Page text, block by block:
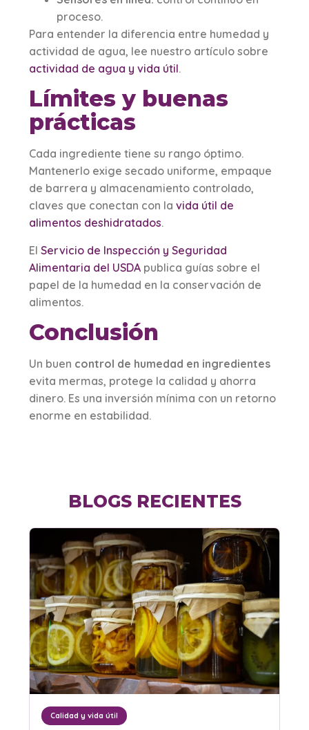
proceso.
Para entender la diferencia entre humedad y
actividad de agua, lee nuestro artículo sobre
actividad de agua y vida útil.
Límites y buenas
prácticas
Cada ingrediente tiene su rango óptimo.
Mantenerlo exige secado uniforme, empaque
de barrera y almacenamiento controlado,
claves que conectan con la vida útil de
alimentos deshidratados.
El Servicio de Inspección y Seguridad
Alimentaria del USDA publica guías sobre el
papel de la humedad en la conservación de
alimentos.
Conclusión
Un buen control de humedad en ingredientes
evita mermas, protege la calidad y ahorra
dinero. Es una inversión mínima con un retorno
enorme en estabilidad.
BLOGS RECIENTES
Calidad y vida útil